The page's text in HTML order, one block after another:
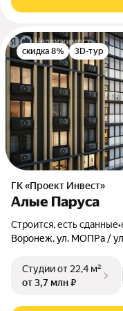
скидка 8% 3D-тур
ГК «Проект Инвест»
Алые Паруса
Строится, есть сданные•
Воронеж, ул. МОПРа /
Студииот 22,4 м²
от 3,7 млн ₽